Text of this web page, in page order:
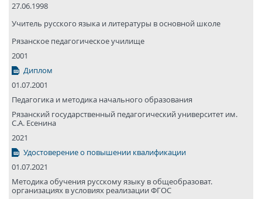
27.06.1998
Учитель русского языка и литературы в основной школе
Рязанское педагогическое училище
2001
Диплом
01.07.2001
Педагогика и методика начального образования
Рязанский государствен­ный педагогический университет им.
С.А. Есенина
2021
Удостоверение о повышении квалификации
01.07.2021
Методика обучения русскому языку в общеобразоват.
организациях в условиях реализации ФГОС